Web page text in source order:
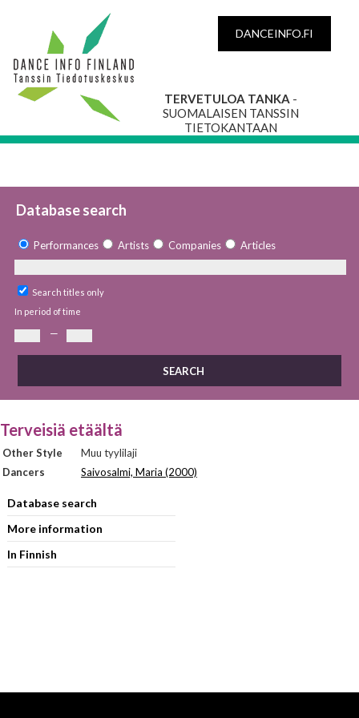
DANCEINFO.FI
TERVETULOA TANKA -
SUOMALAISEN TANSSIN
TIETOKANTAAN
Database search
Performances Artists Companies Articles
Search titles only
In period of time
—
Terveisiä etäältä
Other Style
Muu tyylilaji
Dancers
Saivosalmi, Maria (2000)
Database search
More information
In Finnish